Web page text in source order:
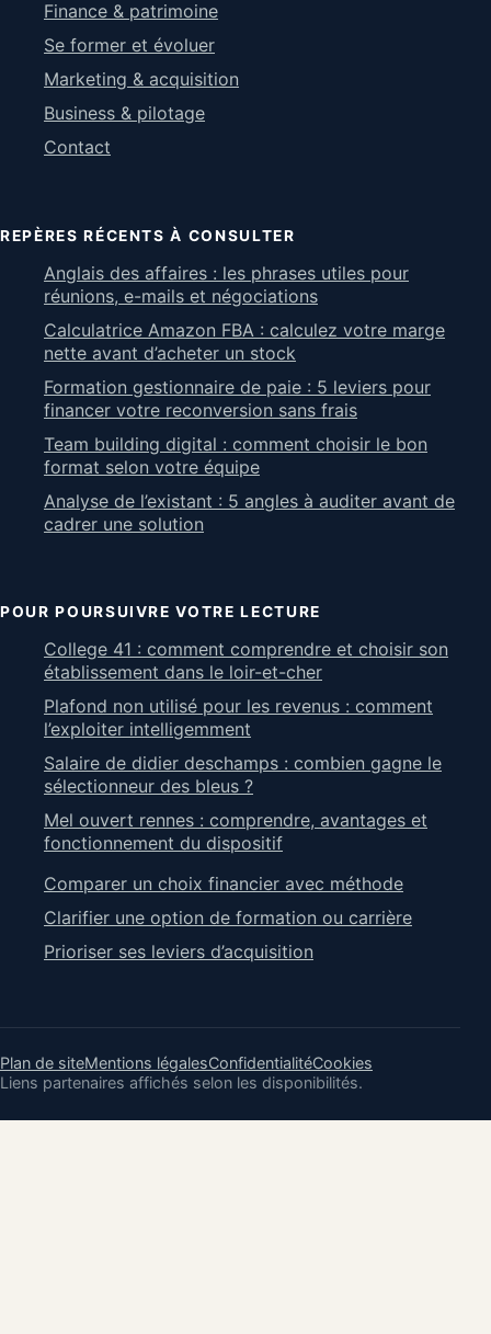
Finance & patrimoine
Se former et évoluer
Marketing & acquisition
Business & pilotage
Contact
REPÈRES RÉCENTS À CONSULTER
Anglais des affaires : les phrases utiles pour
réunions, e-mails et négociations
Calculatrice Amazon FBA : calculez votre marge
nette avant d’acheter un stock
Formation gestionnaire de paie : 5 leviers pour
financer votre reconversion sans frais
Team building digital : comment choisir le bon
format selon votre équipe
Analyse de l’existant : 5 angles à auditer avant de
cadrer une solution
POUR POURSUIVRE VOTRE LECTURE
College 41 : comment comprendre et choisir son
établissement dans le loir-et-cher
Plafond non utilisé pour les revenus : comment
l’exploiter intelligemment
Salaire de didier deschamps : combien gagne le
sélectionneur des bleus ?
Mel ouvert rennes : comprendre, avantages et
fonctionnement du dispositif
Comparer un choix financier avec méthode
Clarifier une option de formation ou carrière
Prioriser ses leviers d’acquisition
Plan de siteMentions légalesConfidentialitéCookies
Liens partenaires affichés selon les disponibilités.